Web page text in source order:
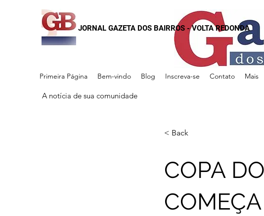
JORNAL GAZETA DOS BAIRROS - VOLTA REDONDA
Primeira Página Bem-vindo Blog Inscreva-se Contato Mais
A notícia de sua comunidade
< Back
COPA